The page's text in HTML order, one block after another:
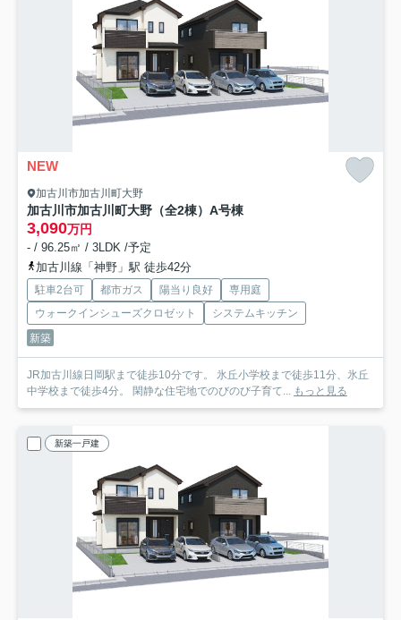
NEW
加古川市加古川町大野
加古川市加古川町大野（全2棟）A号棟
3,090万円
- / 96.25㎡ / 3LDK /予定
加古川線「神野」駅 徒歩42分
駐車2台可 都市ガス 陽当り良好
専用庭
ウォークインシューズクロゼット
システムキッチン
新築
JR加古川線日岡駅まで徒歩10分です。 氷丘小学校まで徒歩11分、氷丘
中学校まで徒歩4分。 閑静な住宅地でのびのび子育て... もっと見る
新築一戸建